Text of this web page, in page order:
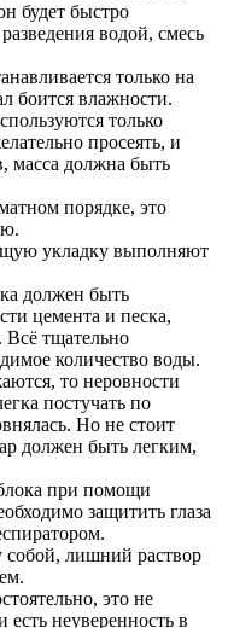
будет быстро
водой, смесь
только на
боится влажности.
только
просеять, и
масса должна быть
порядке, это
укладку выполняют
должен быть
цемента и песка,
Всё тщательно
количество воды.
то неровности
постучать по
Но не стоит
должен быть легким,
при помощи
защитить глаза
лишний раствор
это не
есть неуверенность в